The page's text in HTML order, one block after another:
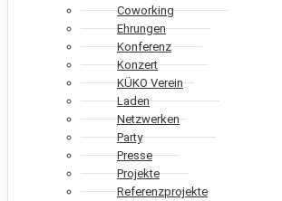
Coworking
Ehrungen
Konferenz
Konzert
KÜKO Verein
Laden
Netzwerken
Party
Presse
Projekte
Referenzprojekte